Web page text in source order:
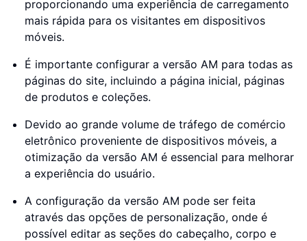
proporcionando uma experiência de carregamento
mais rápida para os visitantes em dispositivos
móveis.
É importante configurar a versão AM para todas as
páginas do site, incluindo a página inicial, páginas
de produtos e coleções.
Devido ao grande volume de tráfego de comércio
eletrônico proveniente de dispositivos móveis, a
otimização da versão AM é essencial para melhorar
a experiência do usuário.
A configuração da versão AM pode ser feita
através das opções de personalização, onde é
possível editar as seções do cabeçalho, corpo e